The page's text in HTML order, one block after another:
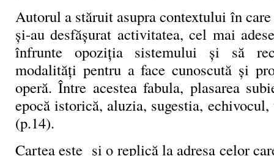
Autorul a stăruit asupra contextului în
și-au desfășurat activitatea, cel mai
înfrunte opoziția sistemului și să
modalități pentru a face cunoscută și
operă. Între acestea fabula, plasarea
epocă istorică, aluzia, sugestia, echivocul,
(p.14).
Cartea este și o replică la adresa celor